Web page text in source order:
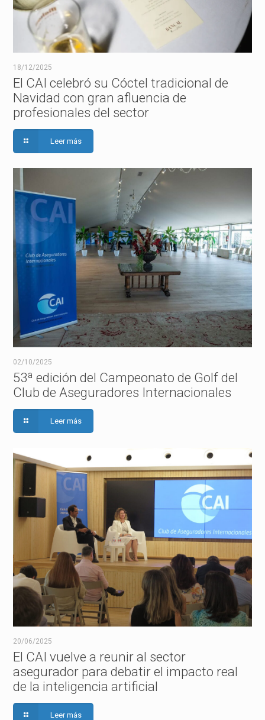
18/12/2025
El CAI celebró su Cóctel tradicional de
Navidad con gran afluencia de
profesionales del sector
Leer más
02/10/2025
53ª edición del Campeonato de Golf del
Club de Aseguradores Internacionales
Leer más
20/06/2025
El CAI vuelve a reunir al sector
asegurador para debatir el impacto real
de la inteligencia artificial
Leer más